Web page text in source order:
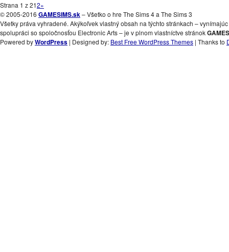
Strana 1 z 212»
© 2005-2016 GAMESIMS.sk– Všetko o hre The Sims 4 a The Sims 3
Všetky práva vyhradené. Akýkoľvek vlastný obsah na týchto stránkach –
spolupráci so spoločnosťou Electronic Arts – je v plnom vlastníctve stránok
Powered byWordPress | Designed by: Best Free WordPress Themes | Thanks to